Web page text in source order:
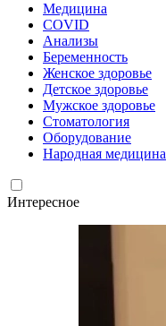
Медицина
COVID
Анализы
Беременность
Женское здоровье
Детское здоровье
Мужское здоровье
Стоматология
Оборудование
Народная медицина
Интересное